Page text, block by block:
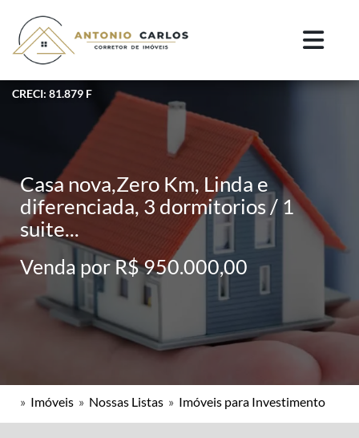
CRECI: 81.879 F
Casa nova,Zero Km, Linda e
diferenciada, 3 dormitorios / 1
suite...
Venda por R$ 950.000,00
» Imóveis » Nossas Listas » Imóveis para Investimento